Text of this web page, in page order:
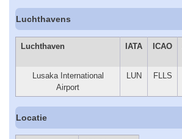
Luchthavens
Luchthaven IATA ICAO
Lusaka International
Airport
LUN FLLS
Locatie